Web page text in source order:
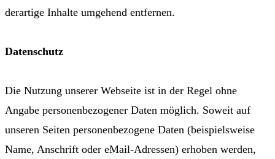
derartige Inhalte umgehend entfernen.
Datenschutz
Die Nutzung unserer Webseite ist in der Regel ohne
Angabe personenbezogener Daten möglich. Soweit auf
unseren Seiten personenbezogene Daten (beispielsweise
Name, Anschrift oder eMail-Adressen) erhoben werden,